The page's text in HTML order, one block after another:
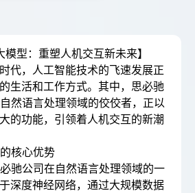
模型：重塑人机交互新未来】
代，人工智能技术的飞速发展正
生活和工作方式。其中，思必驰
然语言处理领域的佼佼者，正以
的功能，引领着人机交互的新潮
核心优势
驰公司在自然语言处理领域的一
深度神经网络，通过大规模数据